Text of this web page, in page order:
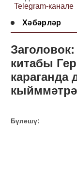
Telegram-канале
Хәбәрләр
китабы
караганда
Бүлешү: